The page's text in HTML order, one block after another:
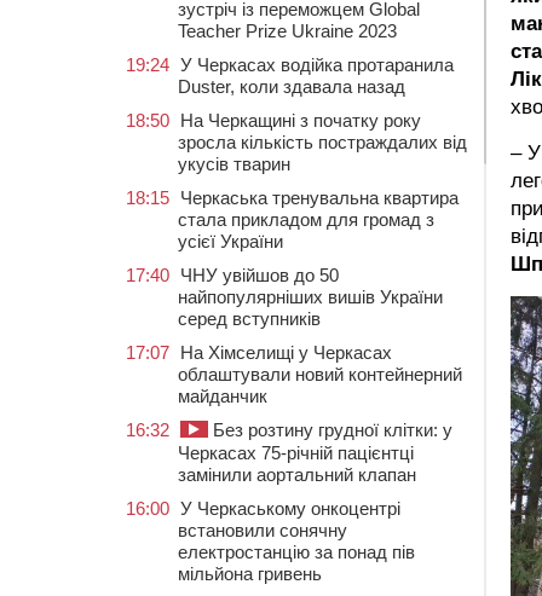
– У
зустріч із переможцем Global
Teacher Prize Ukraine 2023
19:24 У Черкасах водійка протаранила
Duster, коли здавала назад
18:50 На Черкащині з початку року
зросла кількість постраждалих від
укусів тварин
18:15 Черкаська тренувальна квартира
стала прикладом для громад з
усієї України
17:40 ЧНУ увійшов до 50
найпопулярніших вишів України
серед вступників
17:07 На Хімселищі у Черкасах
облаштували новий контейнерний
майданчик
16:32
Без розтину грудної клітки: у
Черкасах 75-річній пацієнтці
замінили аортальний клапан
16:00 У Черкаському онкоцентрі
встановили сонячну
електростанцію за понад пів
мільйона гривень